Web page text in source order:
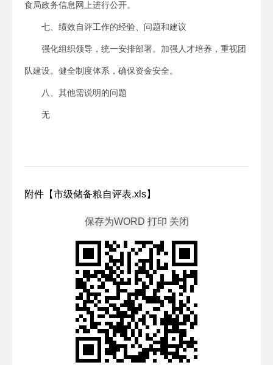
食局政务信息网上进行公开。
七、绩效自评工作的经验、问题和建议
强化组织领导，统一安排部署。加强人才培养，重视团
队建设。健全制度体系，确保资金安全。
八、其他需说明的问题
无
附件【市级储备粮自评表.xls】